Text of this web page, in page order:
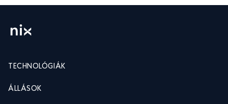
TECHNOLÓGIÁK
ÁLLÁSOK